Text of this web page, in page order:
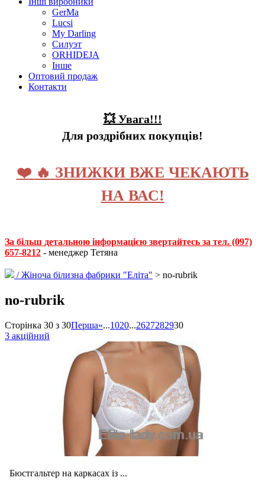
GerMa
Lucsi
My Darling
Силуэт
ORHIDEJA
Інше
Оптовий продаж
Контакти
💥 Увага!!!
Для роздрібних покупців!
❤️ 🔥 ЗНИЖКИ ВЖЕ ЧЕКАЮТЬ
НА ВАС!
За більш детальною інформацією звертайтесь за тел. (097)
657-8212 - менеджер Тетяна
/Жіноча білизна фабрики "Еліта" > no-rubrik
no-rubrik
Сторінка 30 з 30Перша«...1020...2627282930
3 акційний
Бюстгальтер на каркасах із ...